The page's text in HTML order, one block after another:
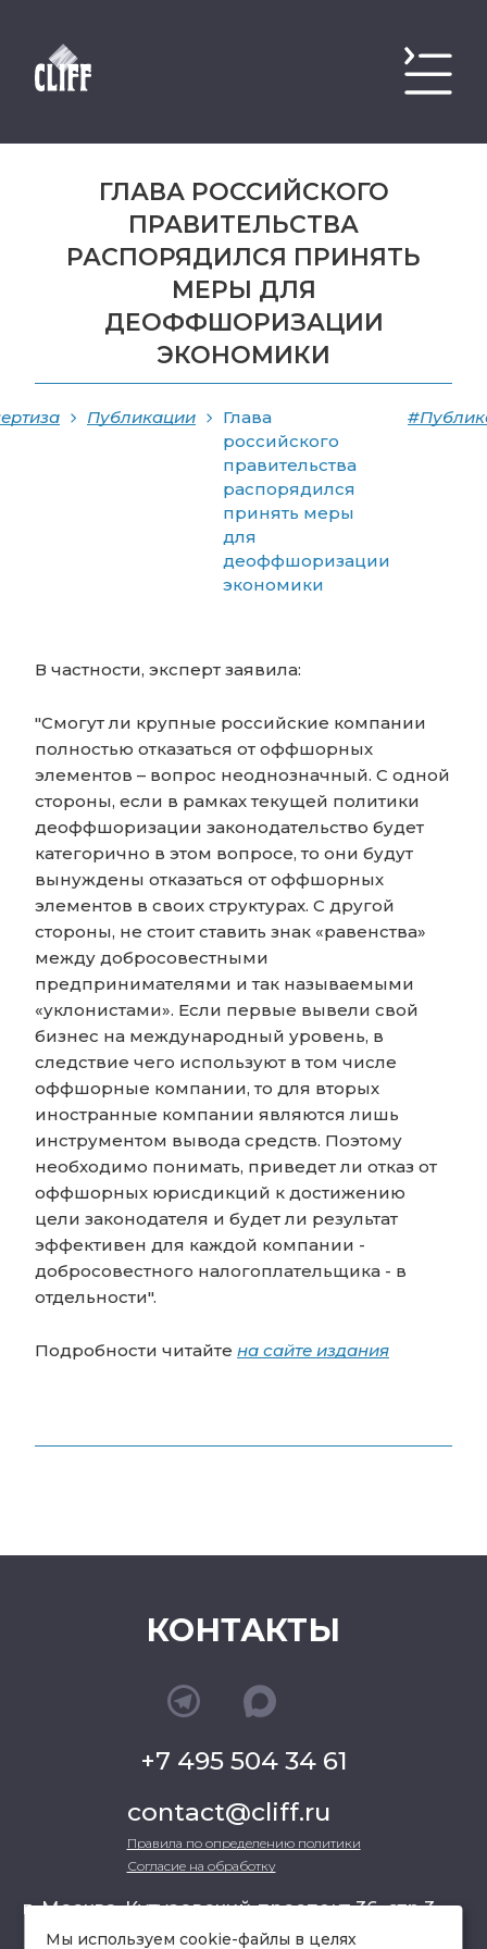
ГЛАВА РОССИЙСКОГО
ПРАВИТЕЛЬСТВА
РАСПОРЯДИЛСЯ ПРИНЯТЬ
МЕРЫ ДЛЯ
ДЕОФФШОРИЗАЦИИ
ЭКОНОМИКИ
Публикации
Глава
российского
правительства
распорядился
принять меры
для
деоффшоризации
экономики
В частности, эксперт заявила:
"Смогут ли крупные российские компании
полностью отказаться от оффшорных
элементов – вопрос неоднозначный. С одной
стороны, если в рамках текущей политики
деоффшоризации законодательство будет
категорично в этом вопросе, то они будут
вынуждены отказаться от оффшорных
элементов в своих структурах. С другой
стороны, не стоит ставить знак «равенства»
между добросовестными
предпринимателями и так называемыми
«уклонистами». Если первые вывели свой
бизнес на международный уровень, в
следствие чего используют в том числе
оффшорные компании, то для вторых
иностранные компании являются лишь
инструментом вывода средств. Поэтому
необходимо понимать, приведет ли отказ от
оффшорных юрисдикций к достижению
цели законодателя и будет ли результат
эффективен для каждой компании -
добросовестного налогоплательщика - в
отдельности".
Подробности читайте на сайте издания
КОНТАКТЫ
+7 495 504 34 61
contact@cliff.ru
Правила по определению политики
Согласие на обработку
г. Москва, Кутузовский проспект 36, стр.3 ,
офис 301
Мы используем cookie-файлы в целях